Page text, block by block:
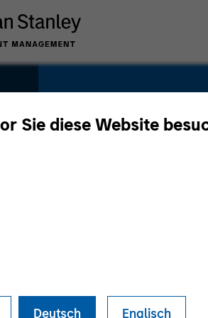
Sie diese Website
Deutsch Englisch
Healthcare